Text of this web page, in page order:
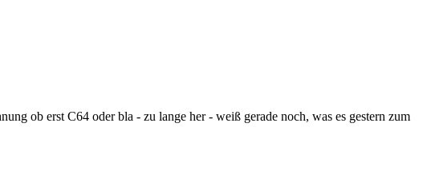
ob erst C64 oder bla - zu lange her - weiß gerade noch, was es gestern zum